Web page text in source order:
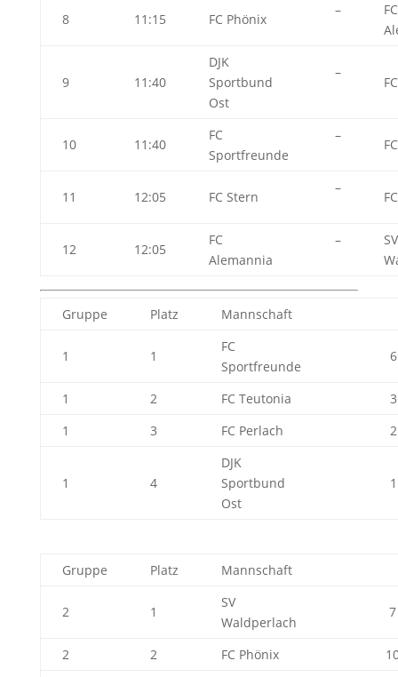
8 11:15 FC Phönix
–
FC
9 11:40
DJK
Sportbund
Ost
–
10 11:40
FC
Sportfreunde
–
11 12:05 FC Stern
–
12 12:05
FC
Alemannia
–
SV
Gruppe Platz Mannschaft
1 1
FC
Sportfreunde
6
1 2 FC Teutonia
3
1
3 FC Perlach 2
1 4
DJK
Sportbund
Ost
1
Gruppe Platz Mannschaft
2 1
SV
Waldperlach
7
2 2 FC Phönix